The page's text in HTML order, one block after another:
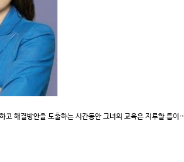
고 해결방안을 도출하는 시간동안 그녀의 교육은 지루할 틈이